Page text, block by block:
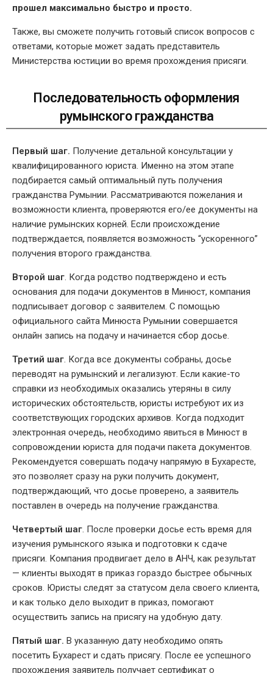
прошел максимально быстро и просто.
Также, вы сможете получить готовый список вопросов с
ответами, которые может задать представитель
Министерства юстиции во время прохождения присяги.
Последовательность оформления
румынского гражданства
Первый шаг. Получение детальной консультации у
квалифицированного юриста. Именно на этом этапе
подбирается самый оптимальный путь получения
гражданства Румынии. Рассматриваются пожелания и
возможности клиента, проверяются его/ее документы на
наличие румынских корней. Если происхождение
подтверждается, появляется возможность “ускоренного”
получения второго гражданства.
Второй шаг . Когда родство подтверждено и есть
основания для подачи документов в Минюст, компания
подписывает договор с заявителем. С помощью
официального сайта Минюста Румынии совершается
онлайн запись на подачу и начинается сбор досье.
Третий шаг . Когда все документы собраны, досье
переводят на румынский и легализуют. Если какие-то
справки из необходимых оказались утеряны в силу
исторических обстоятельств, юристы истребуют их из
соответствующих городских архивов. Когда подходит
электронная очередь, необходимо явиться в Минюст в
сопровождении юриста для подачи пакета документов.
Рекомендуется совершать подачу напрямую в Бухаресте,
это позволяет сразу на руки получить документ,
подтверждающий, что досье проверено, а заявитель
поставлен в очередь на получение гражданства.
Четвертый шаг . После проверки досье есть время для
изучения румынского языка и подготовки к сдаче
присяги. Компания продвигает дело в АНЧ, как результат
— клиенты выходят в приказ гораздо быстрее обычных
сроков. Юристы следят за статусом дела своего клиента,
и как только дело выходит в приказ, помогают
осуществить запись на присягу на удобную дату.
Пятый шаг. В указанную дату необходимо опять
посетить Бухарест и сдать присягу. После ее успешного
прохождения заявитель получает сертификат о